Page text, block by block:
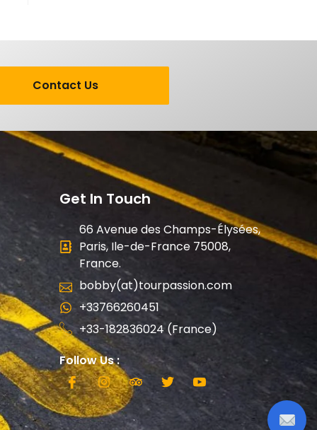
Contact Us
Get In Touch
66 Avenue des Champs-Élysées,
Paris, Ile-de-France 75008,
France.
bobby(at)tourpassion.com
+33766260451
+33-182836024 (France)
Follow Us :